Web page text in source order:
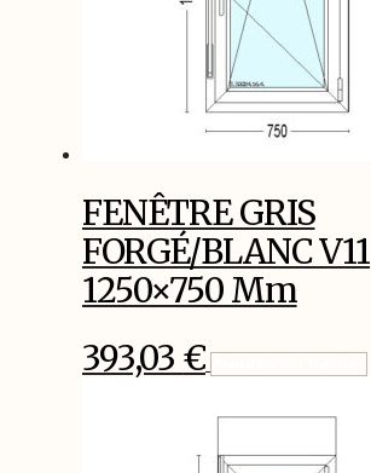
FENÊTRE GRIS
FORGÉ/BLANC V11
1250×750 Mm
393,03 €